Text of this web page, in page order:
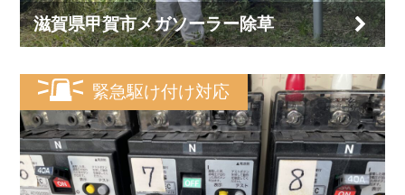
滋賀県甲賀市メガソーラー除草
緊急駆け付け対応